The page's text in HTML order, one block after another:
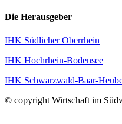
Die Herausgeber
IHK Südlicher Oberrhein
IHK Hochrhein-Bodensee
IHK Schwarzwald-Baar-
© copyright Wirtschaft im